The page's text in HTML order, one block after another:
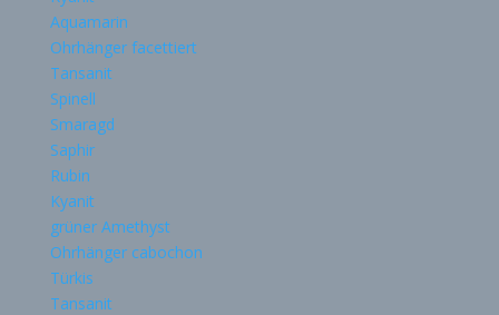
Aquamarin
Ohrhänger facettiert
Tansanit
Spinell
Smaragd
Saphir
Rubin
Kyanit
grüner Amethyst
Ohrhänger cabochon
Türkis
Tansanit